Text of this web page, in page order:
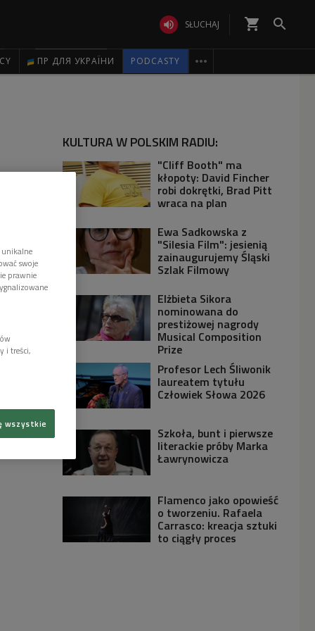
 SŁUCHAJ shopping_cart 
ПР ДЛЯ УКРАЇНИ PODCASTY 
KULTURA W POLSKIM RADIU:
"Cliff Booth" ma
kłopoty: David Fincher
robi dokrętki, Brad Pitt
wraca na plan
Ewa Sadkowska z
"Silesia Film": jesienią
zainaugurujemy Śląski
Szlak Filmowy
Elżbieta Sikora
nominowana do
prestiżowej nagrody
Musical Composition
Prize
Profesor Lech Śliwonik
laureatem tytułu
Człowiek Słowa 2026
Szkoła, bunt i pierwsze
literackie próby Marka
Ławrynowicza
Flamenco jako opowieść
o tworzeniu. Rafaela
Carrasco: kreacja sztuki
to ciągły proces
swoje
prawnie
i treści,
wszystkie